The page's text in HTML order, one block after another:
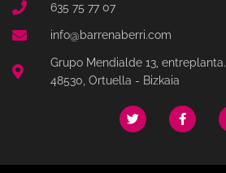
635 75 77 07
info@barrenaberri.com
Grupo Mendialde 13, entreplanta.
48530, Ortuella - Bizkaia
T
w
i
F
a
c